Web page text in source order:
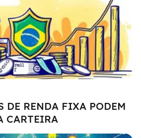
DE RENDA FIXA PODEM
CARTEIRA